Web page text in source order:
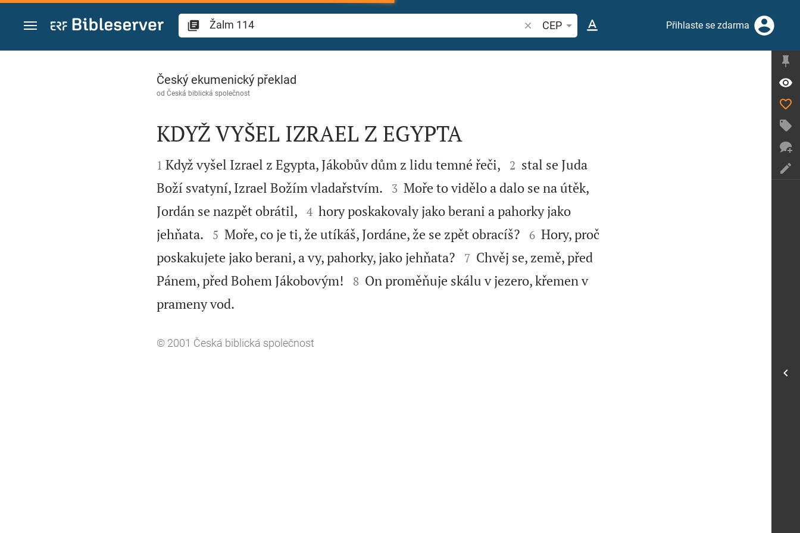
Přejít na obsah
Vyhledat biblický verš nebo slovo
CEP Přihlaste se zdarma
Žalm 114
Český ekumenický překlad
od Česká biblická společnost

KDYŽ VYŠEL IZRAEL Z EGYPTA

1 Když vyšel Izrael z Egypta, Jákobův dům z lidu temné řeči, 

2 stal se Juda
Boží svatyní, Izrael Božím vladařstvím. 

3 Moře to vidělo a dalo se na útěk,
Jordán se nazpět obrátil, 

4 hory poskakovaly jako berani a pahorky jako
jehňata. 

5 Moře, co je ti, že utíkáš, Jordáne, že se zpět obracíš? 

6 Hory, proč
poskakujete jako berani, a vy, pahorky, jako jehňata? 

7 Chvěj se, země, před
Pánem, před Bohem Jákobovým!


8 On proměňuje skálu v jezero, křemen v
prameny vod.
© 2001 Česká biblická společnost